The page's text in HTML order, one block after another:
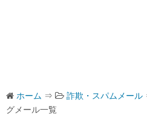
ホーム ⇒ 詐欺・スパムメール
グメール一覧